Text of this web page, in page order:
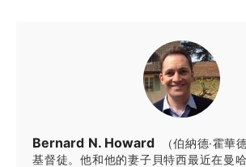
Bernard N. Howard
（伯納德·霍華
基督徒。他和他的妻子貝特西最近在曼